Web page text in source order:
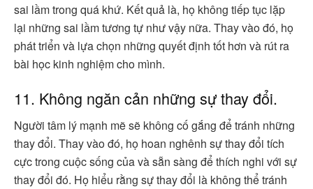
sai lầm trong quá khứ. Kết quả là, họ không tiếp tục lặp
lại những sai lầm tương tự như vậy nữa. Thay vào đó, họ
phát triển và lựa chọn những quyết định tốt hơn và rút ra
bài học kinh nghiệm cho mình.
11. Không ngăn cản những sự thay đổi.
Người tâm lý mạnh mẽ sẽ không cố gắng để tránh những
thay đổi. Thay vào đó, họ hoan nghênh sự thay đổi tích
cực trong cuộc sống của và sẵn sàng để thích nghi với sự
thay đổi đó. Họ hiểu rằng sự thay đổi là không thể tránh